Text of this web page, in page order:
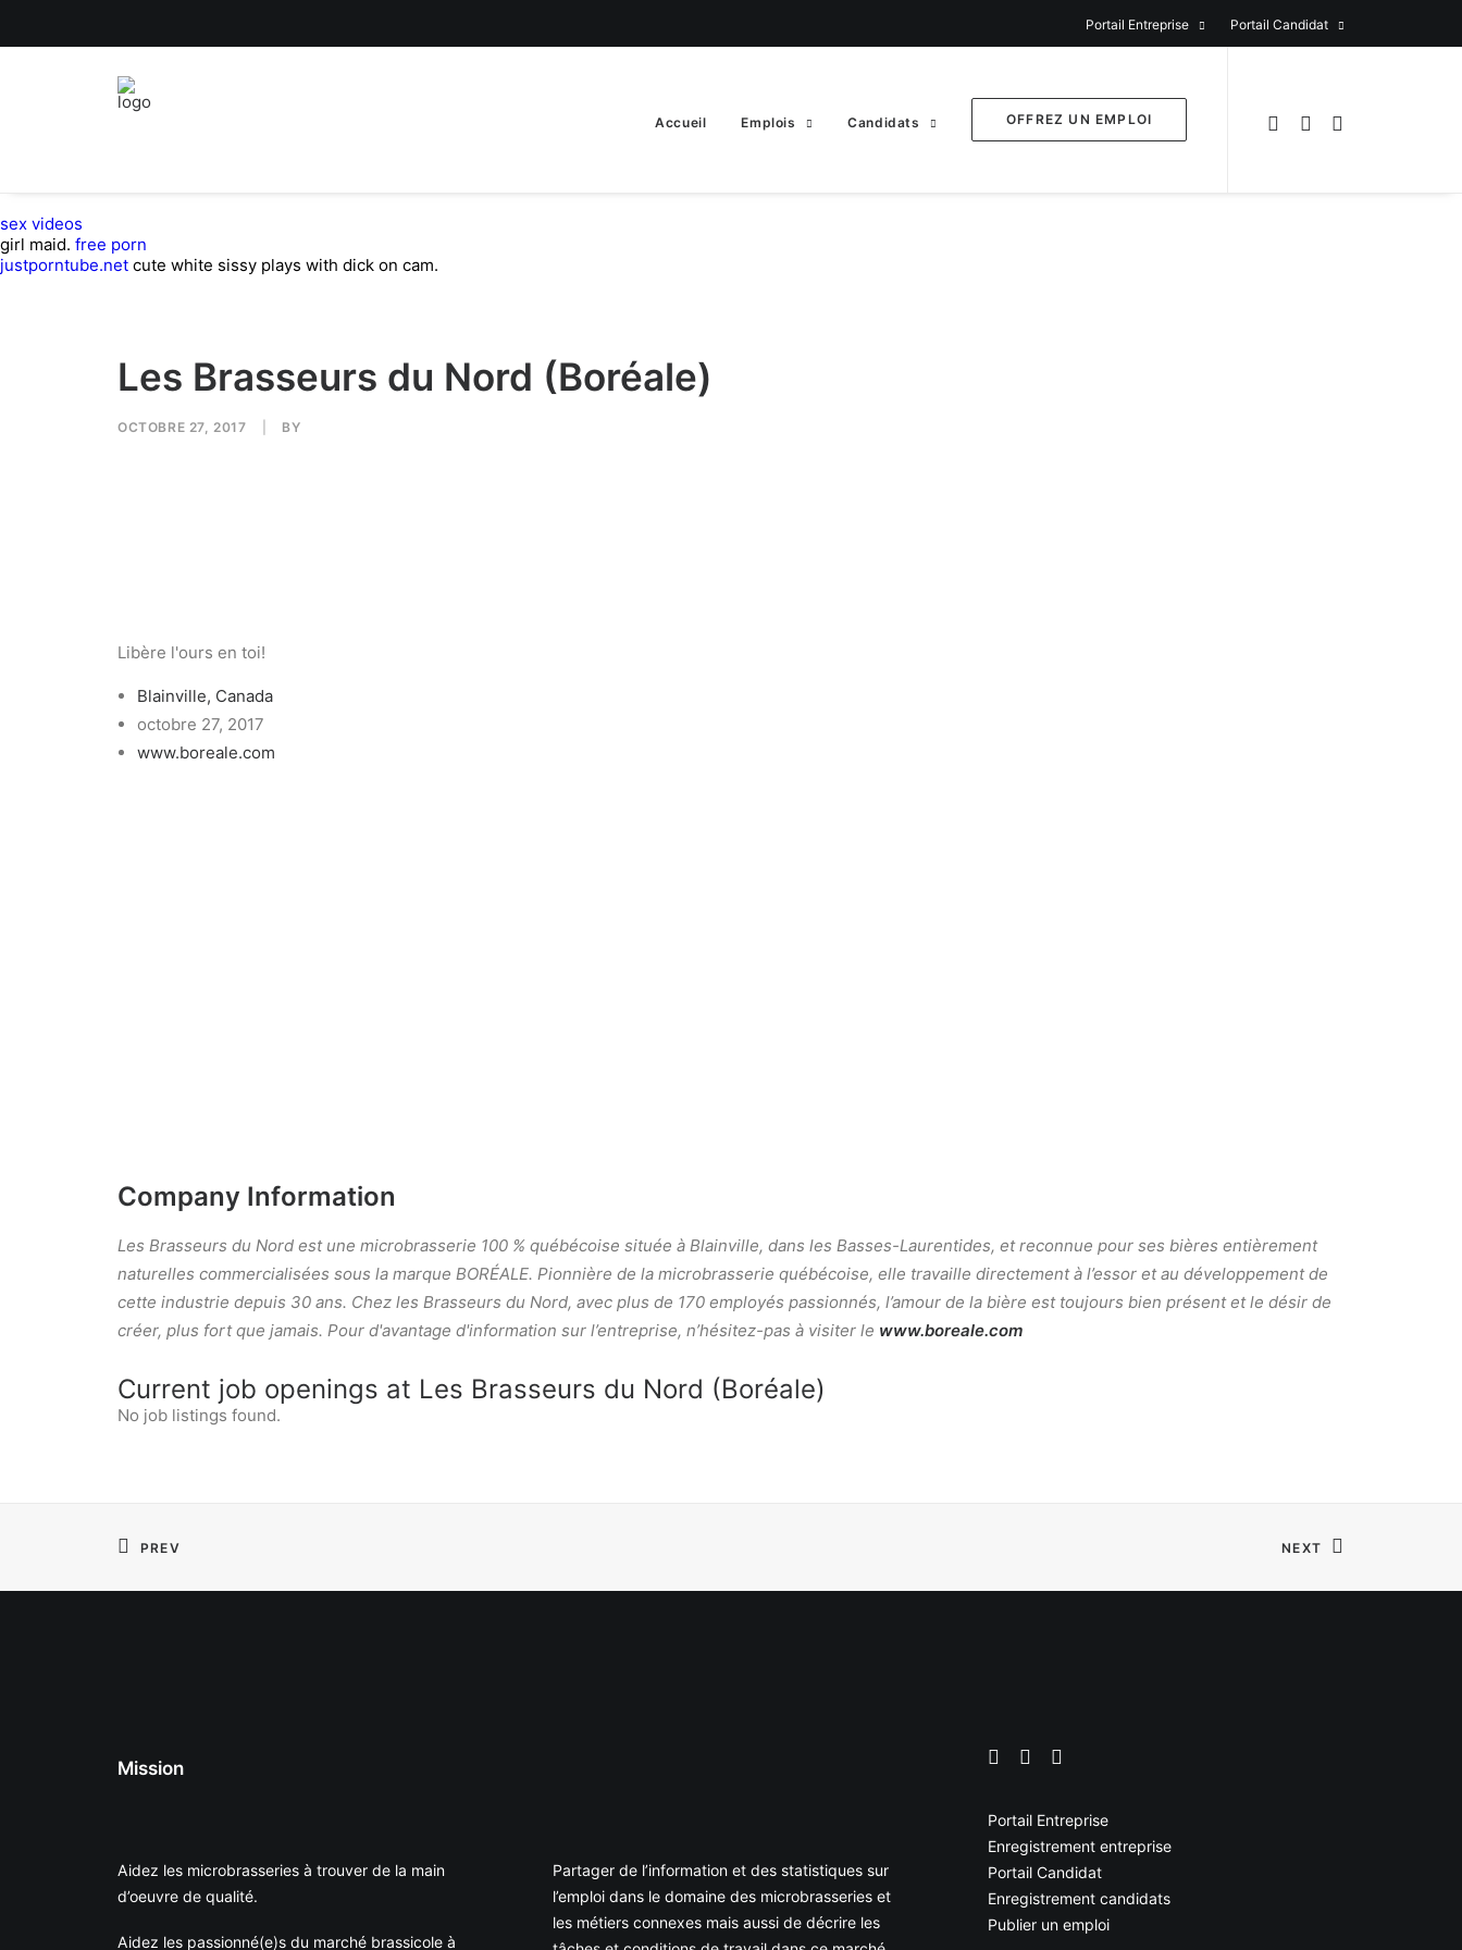
Portail Entreprise Portail Candidat
Accueil Emplois Candidats OFFREZ UN EMPLOI
sex videos
girl maid. free porn
justporntube.net cute white sissy plays with dick on cam.
Les Brasseurs du Nord (Boréale)
OCTOBRE 27, 2017 BY
Libère l'ours en toi!
Blainville, Canada
octobre 27, 2017
www.boreale.com
Company Information
Les Brasseurs du Nord est une microbrasserie 100 % québécoise située à Blainville, dans les Basses-Laurentides, et reconnue pour ses bières entièrement
naturelles commercialisées sous la marque BORÉALE. Pionnière de la microbrasserie québécoise, elle travaille directement à l’essor et au développement de
cette industrie depuis 30 ans. Chez les Brasseurs du Nord, avec plus de 170 employés passionnés, l’amour de la bière est toujours bien présent et le désir de
créer, plus fort que jamais. Pour d'avantage d'information sur l’entreprise, n’hésitez-pas à visiter le www.boreale.com
Current job openings at Les Brasseurs du Nord (Boréale)
No job listings found.
PREV NEXT
Mission
Aidez les microbrasseries à trouver de la main
d’oeuvre de qualité.
Aidez les passionné(e)s du marché brassicole à
Partager de l’information et des statistiques sur
l’emploi dans le domaine des microbrasseries et
les métiers connexes mais aussi de décrire les
Portail Entreprise
Enregistrement entreprise
Portail Candidat
Enregistrement candidats
Publier un emploi